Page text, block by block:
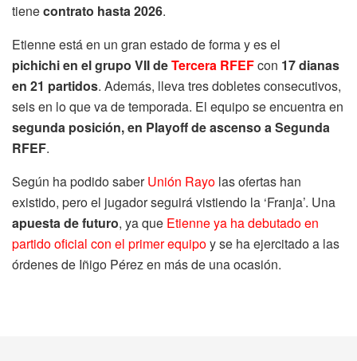
tienecontrato hasta 2026.
Etienne está en un gran estado de forma y es el
pichichien el grupo VII deTercera RFEFcon 17 dianas
en 21 partidos. Además, lleva tres dobletes consecutivos,
seis en lo que va de temporada. El equipo se encuentra en
segunda posición, en Playoff de ascenso a Segunda
RFEF.
Según ha podido saberUnión Rayo las ofertas han
existido, pero el jugador seguirá vistiendo la ‘Franja’. Una
apuesta de futuro, ya que Etienne ya ha debutado en
partido oficial con el primer equipoy se ha ejercitado a las
órdenes de Iñigo Pérez en más de una ocasión.